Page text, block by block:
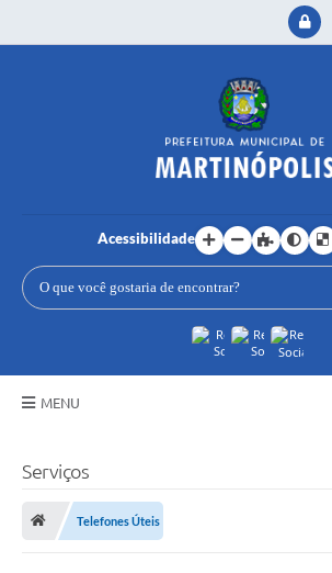
Acessibilidade
MENU
A Nossa Cidade
Serviços
Telefones Úteis